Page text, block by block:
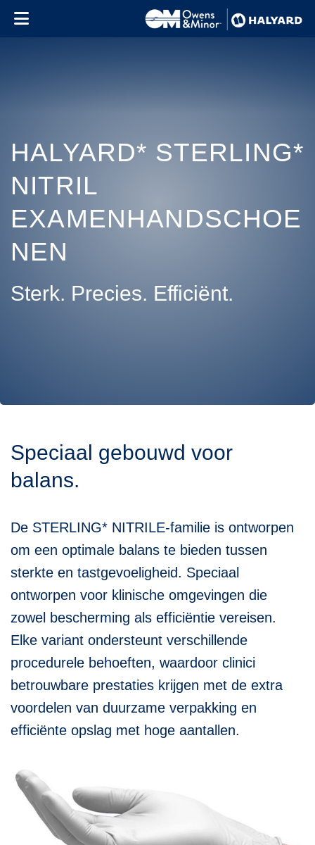
HALYARD* STERLING*
NITRIL
EXAMENHANDSCHOE
NEN
Sterk. Precies. Efficiënt.
Speciaal gebouwd voor
balans.
De STERLING* NITRILE-familie is ontworpen
om een optimale balans te bieden tussen
sterkte en tastgevoeligheid. Speciaal
ontworpen voor klinische omgevingen die
zowel bescherming als efficiëntie vereisen.
Elke variant ondersteunt verschillende
procedurele behoeften, waardoor clinici
betrouwbare prestaties krijgen met de extra
voordelen van duurzame verpakking en
efficiënte opslag met hoge aantallen.